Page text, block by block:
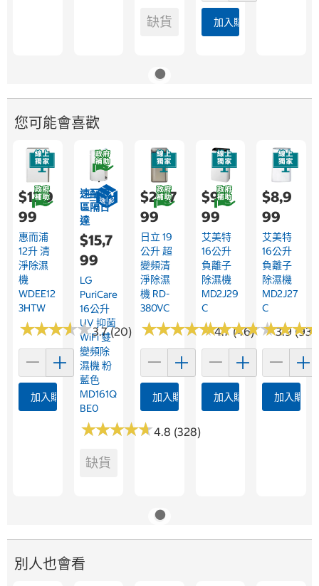
缺貨 加入購物車
您可能會喜歡
$12,9
99
惠而浦
12升 清
淨除濕
機
WDEE12
3HTW
★★★★★
★★★★★3.7 (20)
加入購物車
速配限
區隔日
達
$15,7
99
LG
PuriCare
16公升
UV 抑菌
WiFi 雙
變頻除
濕機 粉
藍色
MD161Q
BE0
★★★★★
★★★★★4.8 (328)
缺貨
$20,7
99
日立 19
公升 超
變頻清
淨除濕
機 RD-
380VC
★★★★★
★★★★★4.7 (46)
加入購物車
$9,9
99
艾美特
16公升
負離子
除濕機
MD2J29
C
★★★★★
★★★★★3.9 (93)
加入購物車
$8,9
99
艾美特
16公升
負離子
除濕機
MD2J27
C
★★★
★★★
加入購物
別人也會看